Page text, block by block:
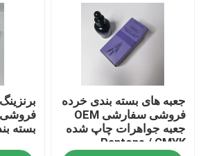
جعبه های بسته بندی خرده
فروشی سفارشی OEM
جعبه جواهرات چاپ شده
Pantone / CMYK
بسته